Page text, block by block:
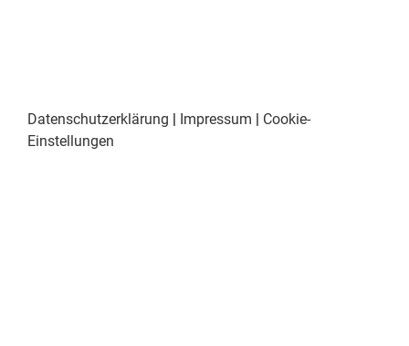
Datenschutzerklärung | Impressum | Cookie-
Einstellungen